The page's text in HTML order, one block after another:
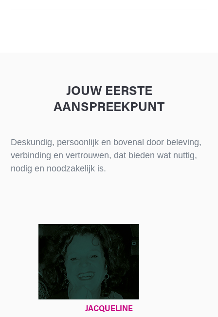
JOUW EERSTE
AANSPREEKPUNT
Deskundig, persoonlijk en bovenal door beleving,
verbinding en vertrouwen, dat bieden wat nuttig,
nodig en noodzakelijk is.
JACQUELINE